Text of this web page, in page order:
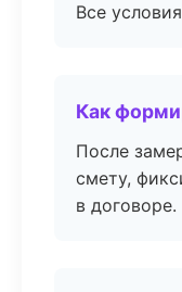
Все
Как
После
смету,
в договоре.